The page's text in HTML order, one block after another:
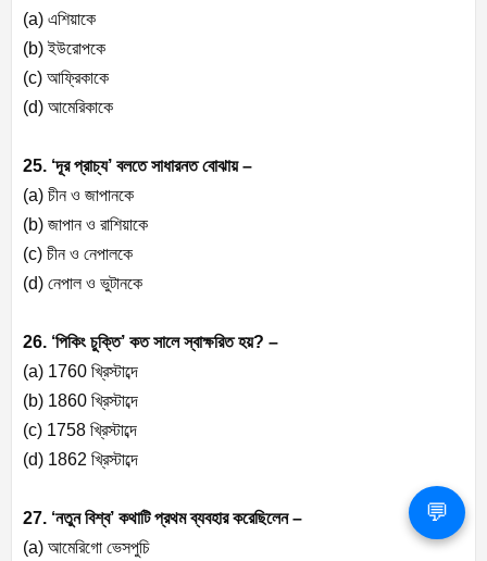
(a) এশিয়াকে
(b) ইউরোপকে
(c) আফ্রিকাকে
(d) আমেরিকাকে
25. ‘দূর প্রাচ্য’ বলতে সাধারনত বোঝায় –
(a) চীন ও জাপানকে
(b) জাপান ও রাশিয়াকে
(c) চীন ও নেপালকে
(d) নেপাল ও ভুটানকে
26. ‘পিকিং চুক্তি’ কত সালে স্বাক্ষরিত হয়? –
(a) 1760 খ্রিস্টাব্দে
(b) 1860 খ্রিস্টাব্দে
(c) 1758 খ্রিস্টাব্দে
(d) 1862 খ্রিস্টাব্দে
27. ‘নতুন বিশ্ব’ কথাটি প্রথম ব্যবহার করেছিলেন –
(a) আমেরিগো ভেসপুচি
💬